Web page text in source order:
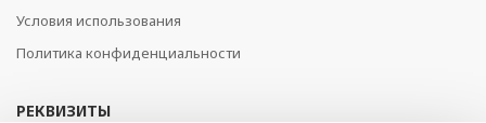
Условия использования
Политика конфиденциальности
РЕКВИЗИТЫ